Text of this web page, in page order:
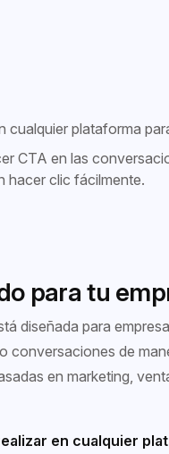
plataforma
CTA en las
hacer clic fácilmente.
para tu
diseñada para
conversaciones de
en marketing,
en cualquier